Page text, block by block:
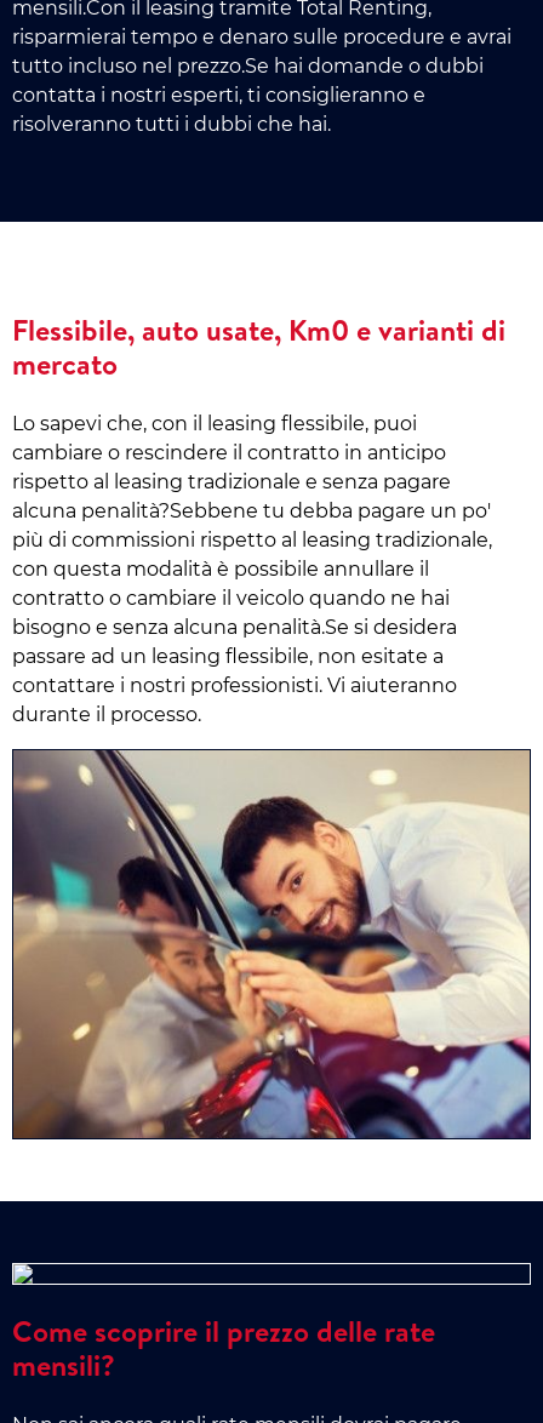
mensili.Con il leasing tramite Total Renting,
risparmierai tempo e denaro sulle procedure e avrai
tutto incluso nel prezzo.Se hai domande o dubbi
contatta i nostri esperti, ti consiglieranno e
risolveranno tutti i dubbi che hai.
Flessibile, auto usate, Km0 e varianti di
mercato
Lo sapevi che, con il leasing flessibile, puoi
cambiare o rescindere il contratto in anticipo
rispetto al leasing tradizionale e senza pagare
alcuna penalità?Sebbene tu debba pagare un po'
più di commissioni rispetto al leasing tradizionale,
con questa modalità è possibile annullare il
contratto o cambiare il veicolo quando ne hai
bisogno e senza alcuna penalità.Se si desidera
passare ad un leasing flessibile, non esitate a
contattare i nostri professionisti. Vi aiuteranno
durante il processo.
Come scoprire il prezzo delle rate
mensili?